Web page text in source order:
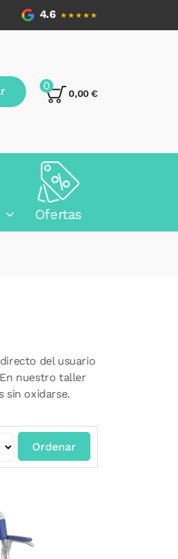
4.6 ★★★★★
0,00 €
0
Ofertas
del usuario
nuestro taller
sin oxidarse.